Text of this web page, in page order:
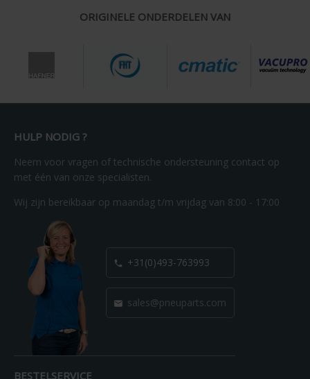
ORIGINELE ONDERDELEN VAN
HULP NODIG ?
Neem voor vragen of technische ondersteuning contact op
met één van onze specialisten.
Wij zijn bereikbaar op maandag t/m vrijdag van 8:00 - 17:00
 +31(0)493-763993
 sales@pneuparts.com
BESTELSERVICE